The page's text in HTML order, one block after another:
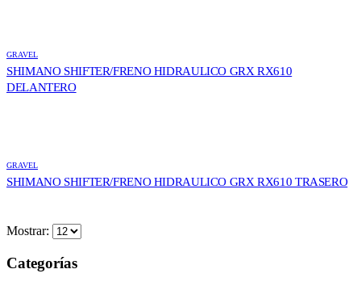
GRAVEL
SHIMANO SHIFTER/FRENO HIDRAULICO GRX RX610
DELANTERO
GRAVEL
SHIMANO SHIFTER/FRENO HIDRAULICO GRX RX610 TRASERO
Mostrar:
Categorías